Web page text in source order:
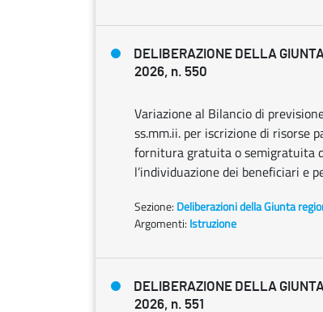
DELIBERAZIONE DELLA
2026, n. 550
Variazione al Bilancio di
ss.mm.ii. per iscrizione di risorse
fornitura gratuita o semigratuita
l’individuazione dei beneficiari e
Sezione: Deliberazioni della Giunta
Argomenti: Istruzione
DELIBERAZIONE DELLA
2026, n. 551